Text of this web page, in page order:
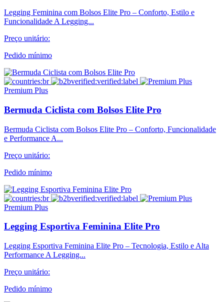
Legging Feminina com Bolsos Elite Pro – Conforto, Estilo e
Funcionalidade A Legging...
Preço unitário:
Pedido mínimo
Premium Plus
Bermuda Ciclista com Bolsos Elite Pro
Bermuda Ciclista com Bolsos Elite Pro – Conforto, Funcionalidade
e Performance A...
Preço unitário:
Pedido mínimo
Premium Plus
Legging Esportiva Feminina Elite Pro
Legging Esportiva Feminina Elite Pro – Tecnologia, Estilo e Alta
Performance A Legging...
Preço unitário:
Pedido mínimo